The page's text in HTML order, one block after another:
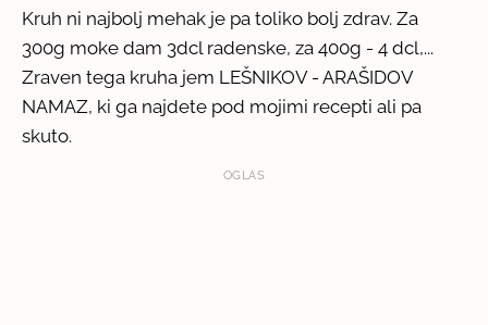
Kruh ni najbolj mehak je pa toliko bolj zdrav. Za
300g moke dam 3dcl radenske, za 400g - 4 dcl,...
Zraven tega kruha jem LEŠNIKOV - ARAŠIDOV
NAMAZ, ki ga najdete pod mojimi recepti ali pa
skuto.
OGLAS